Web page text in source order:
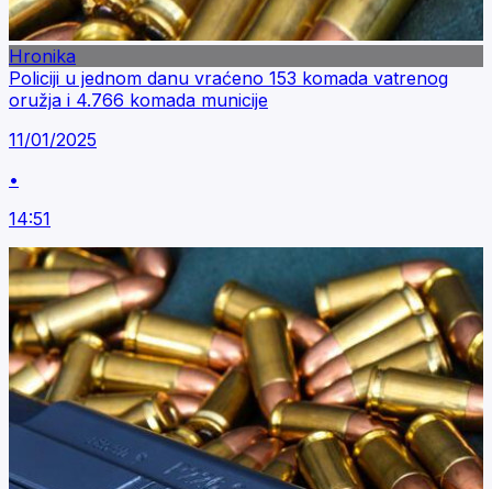
Hronika
Policiji u jednom danu vraćeno 153 komada vatrenog
oružja i 4.766 komada municije
11/01/2025
•
14:51